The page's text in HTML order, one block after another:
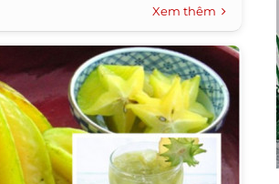
Xem thêm